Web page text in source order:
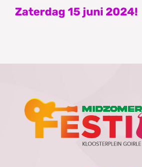
Zaterdag 15 juni 2024!